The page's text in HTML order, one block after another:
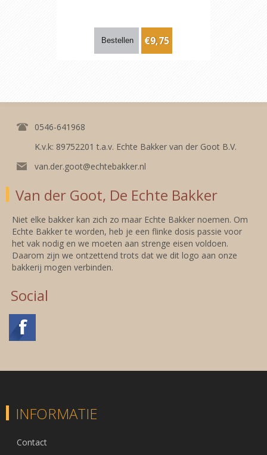
€9,75
0546-641968
K.v.k: 89752201 t.a.v. Echte Bakker van der Goot B.V.
van.der.goot@echtebakker.nl
Van der Goot, De Echte Bakker
Niet elke bakker kan zich zo maar Echte Bakker noemen. Om
Echte Bakker te worden, heb je een flinke dosis passie voor
het vak nodig en we moeten aan strenge eisen voldoen.
Daarom zijn we ontzettend trots dat we dit logo aan onze
bakkerij mogen verbinden.
Social
INFORMATIE
Contact